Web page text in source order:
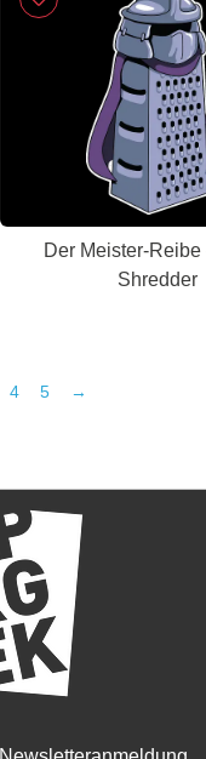
Der Meister-Reibe
Shredder
4 5 →